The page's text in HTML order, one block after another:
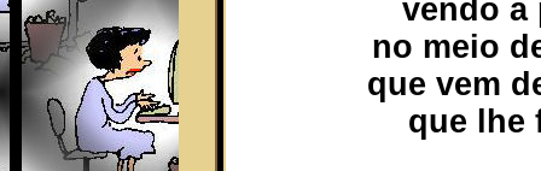
vendo a
no meio
que vem
que lhe